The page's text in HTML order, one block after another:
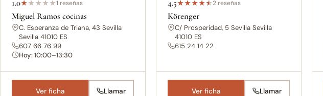
1.0★★★★★1 reseñas
Miguel Ramos cocinas
C. Esperanza de Triana, 43 Sevilla
Sevilla 41010 ES
607 66 76 99
Hoy: 10:00–13:30
Ver ficha Llamar
4.5★★★★★2 reseñas
Körenger
C/ Prosperidad, 5 Sevilla Sevilla
41010 ES
615 24 14 22
Ver ficha Llamar